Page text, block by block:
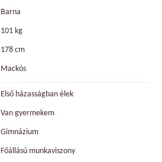
Barna
101 kg
178 cm
Mackós
Első házasságban élek
Van gyermekem
Gimnázium
Főállású munkaviszony